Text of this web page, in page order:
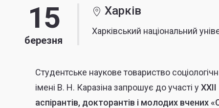
15
березня
Харків
Харківський національний
Студентське наукове товариство
імені В. Н. Каразіна запрошує до участі у
аспірантів, докторантів і молодих вчених